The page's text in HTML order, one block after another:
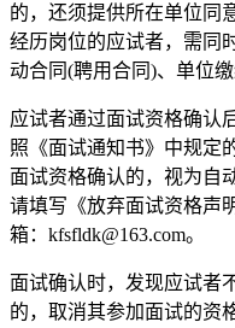
的，还须提供所在单位同
经历岗位的应试者，需同
动合同(聘用合同)、单位缴
应试者通过面试资格确认
照《面试通知书》中规定
面试资格确认的，视为自
请填写《放弃面试资格声
箱：kfsfldk@163.com。
面试确认时，发现应试者
的，取消其参加面试的资